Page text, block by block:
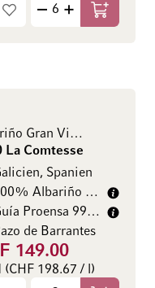
In den
Albariño Gran Vino de Guarda
La Comtesse
Spanien
100% Albariño (Alvarinho)
Guía Proensa 99/100
de Barrantes
149.00
(CHF 198.67 / l)